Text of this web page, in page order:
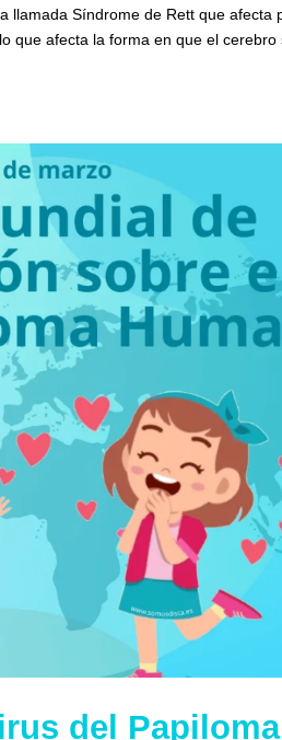
llamada Síndrome de Rett que afecta
que afecta la forma en que el
del